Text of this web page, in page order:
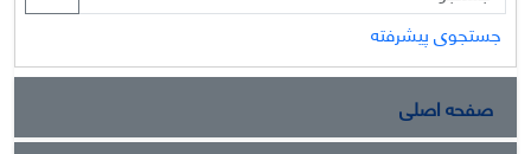
جستجوی پیشرفته
صفحه اصلی